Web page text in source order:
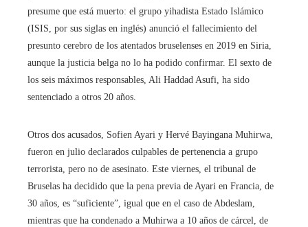
presume que está muerto: el grupo yihadista Estado Islámico
(ISIS, por sus siglas en inglés) anunció el fallecimiento del
presunto cerebro de los atentados bruselenses en 2019 en Siria,
aunque la justicia belga no lo ha podido confirmar. El sexto de
los seis máximos responsables, Ali Haddad Asufi, ha sido
sentenciado a otros 20 años.
Otros dos acusados, Sofien Ayari y Hervé Bayingana Muhirwa,
fueron en julio declarados culpables de pertenencia a grupo
terrorista, pero no de asesinato. Este viernes, el tribunal de
Bruselas ha decidido que la pena previa de Ayari en Francia, de
30 años, es “suficiente”, igual que en el caso de Abdeslam,
mientras que ha condenado a Muhirwa a 10 años de cárcel, de